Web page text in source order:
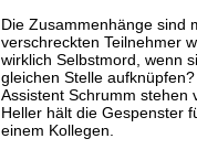
Die Zusammenhänge sind
verschreckten Teilnehmer
wirklich Selbstmord, wenn
gleichen Stelle
Assistent Schrumm stehen
Heller hält die Gespenster
einem Kollegen.